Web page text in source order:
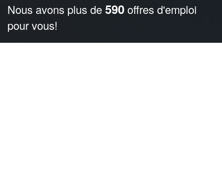
Nous avons plus de590offres d'emploi
pour vous!